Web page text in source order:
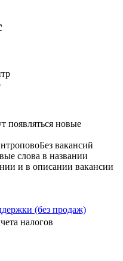
появляться новые
Без вакансий
слова в названии
и в описании вакансии
(без продаж)
налогов